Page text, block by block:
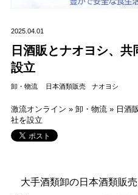
2025.04.01
日酒販とナオヨシ、
設立
卸・物流 日本酒類販売 ナオヨシ
激流オンライン » 卸・物流» 日酒
社を設立
大手酒類卸の日本酒類販